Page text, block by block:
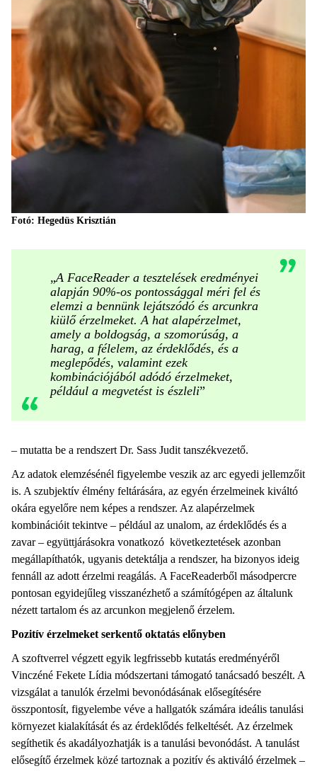
Fotó: Hegedüs Krisztián
„A FaceReader a tesztelések eredményei
alapján 90%-os pontossággal méri fel és
elemzi a bennünk lejátszódó és arcunkra
kiülő érzelmeket. A hat alapérzelmet,
amely a boldogság, a szomorúság, a
harag, a félelem, az érdeklődés, és a
meglepődés, valamint ezek
kombinációjából adódó érzelmeket,
például a megvetést is észleli”
– mutatta be a rendszert Dr. Sass Judit tanszékvezető.
Az adatok elemzésénél figyelembe veszik az arc egyedi jellemzőit
is. A szubjektív élmény feltárására, az egyén érzelmeinek kiváltó
okára egyelőre nem képes a rendszer. Az alapérzelmek
kombinációit tekintve – például az unalom, az érdeklődés és a
zavar – együttjárásokra vonatkozó következtetések azonban
megállapíthatók, ugyanis detektálja a rendszer, ha bizonyos ideig
fennáll az adott érzelmi reagálás. A FaceReaderből másodpercre
pontosan egyidejűleg visszanézhető a számítógépen az általunk
nézett tartalom és az arcunkon megjelenő érzelem.
Pozitív érzelmeket serkentő oktatás előnyben
A szoftverrel végzett egyik legfrissebb kutatás eredményéről
Vinczéné Fekete Lídia módszertani támogató tanácsadó beszélt. A
vizsgálat a tanulók érzelmi bevonódásának elősegítésére
összpontosít, figyelembe véve a hallgatók számára ideális tanulási
környezet kialakítását és az érdeklődés felkeltését. Az érzelmek
segíthetik és akadályozhatják is a tanulási bevonódást. A tanulást
elősegítő érzelmek közé tartoznak a pozitív és aktiváló érzelmek –